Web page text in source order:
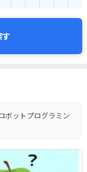
ボットプログラミン